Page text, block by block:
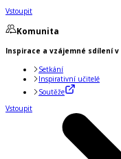
Vstoupit
Komunita
Inspirace a vzájemné sdílení
Setkání
Inspirativní učitelé
Soutěže
Vstoupit